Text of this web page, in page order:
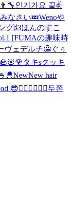
인기가요 끝✌️
なさい💤Wenoや
グ♯3ほんのすこ
[FUMAの趣味時
ヴェデルチ🤐ぐぅ
🌸🌹 タキsクッキ
NewNew hair
😎🙋‍♂️🙋‍♂️🙋‍♂️두쫀